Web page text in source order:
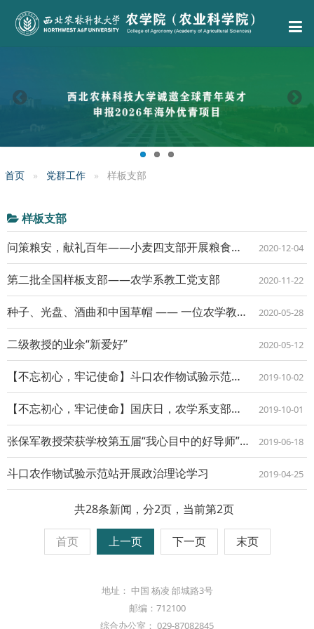
首页 党群工作 样板支部
样板支部
问策粮安，献礼百年——小麦四支部开展粮食安全主题活动
2020-12-04
第二批全国样板支部——农学系教工党支部 2020-11-22
种子、光盘、酒曲和中国草帽 —— 一位农学教授的援非行李箱 2020-05-28
二级教授的业余“新爱好” 2020-05-12
【不忘初心，牢记使命】斗口农作物试验示范站开展课程思政 2019-10-02
【不忘初心，牢记使命】国庆日，农学系支部党员对祖国的祝福语 2019-10-01
张保军教授荣获学校第五届“我心目中的好导师”称号 2019-06-18
斗口农作物试验示范站开展政治理论学习 2019-04-25
共28条新闻，分2页，当前第2页
首页 上一页 下一页 末页
地址： 中国 杨凌 邰城路3号
邮编：712100
综合办公室： 029-87082845